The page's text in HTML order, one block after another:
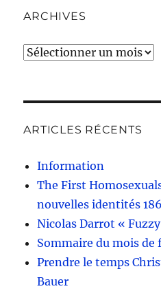
ARCHIVES
Archives
ARTICLES RÉCENTS
Information
The First
nouvelles identités
Nicolas Darrot «
Sommaire du mois de
Prendre le temps
Bauer